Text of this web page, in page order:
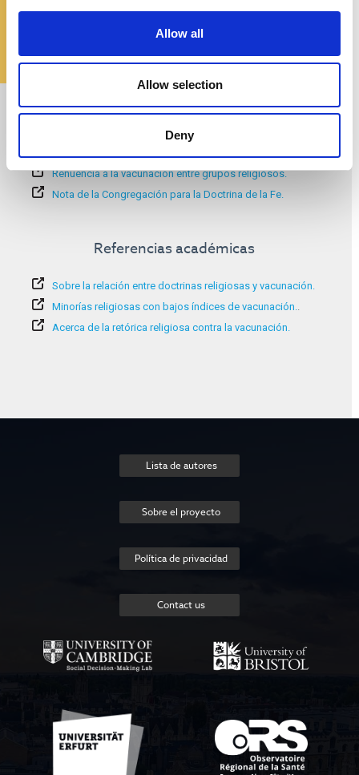
Allow all
Allow selection
Deny
Información adicional:
Renuencia a la vacuna contra la COVID-19 y preocupaciones
Renuencia a la vacunación entre grupos religiosos.
Nota de la Congregación para la Doctrina de la Fe.
Referencias académicas
Sobre la relación entre doctrinas religiosas y vacunación.
Minorías religiosas con bajos índices de vacunación..
Acerca de la retórica religiosa contra la vacunación.
Lista de autores
Sobre el proyecto
Política de privacidad
Contact us